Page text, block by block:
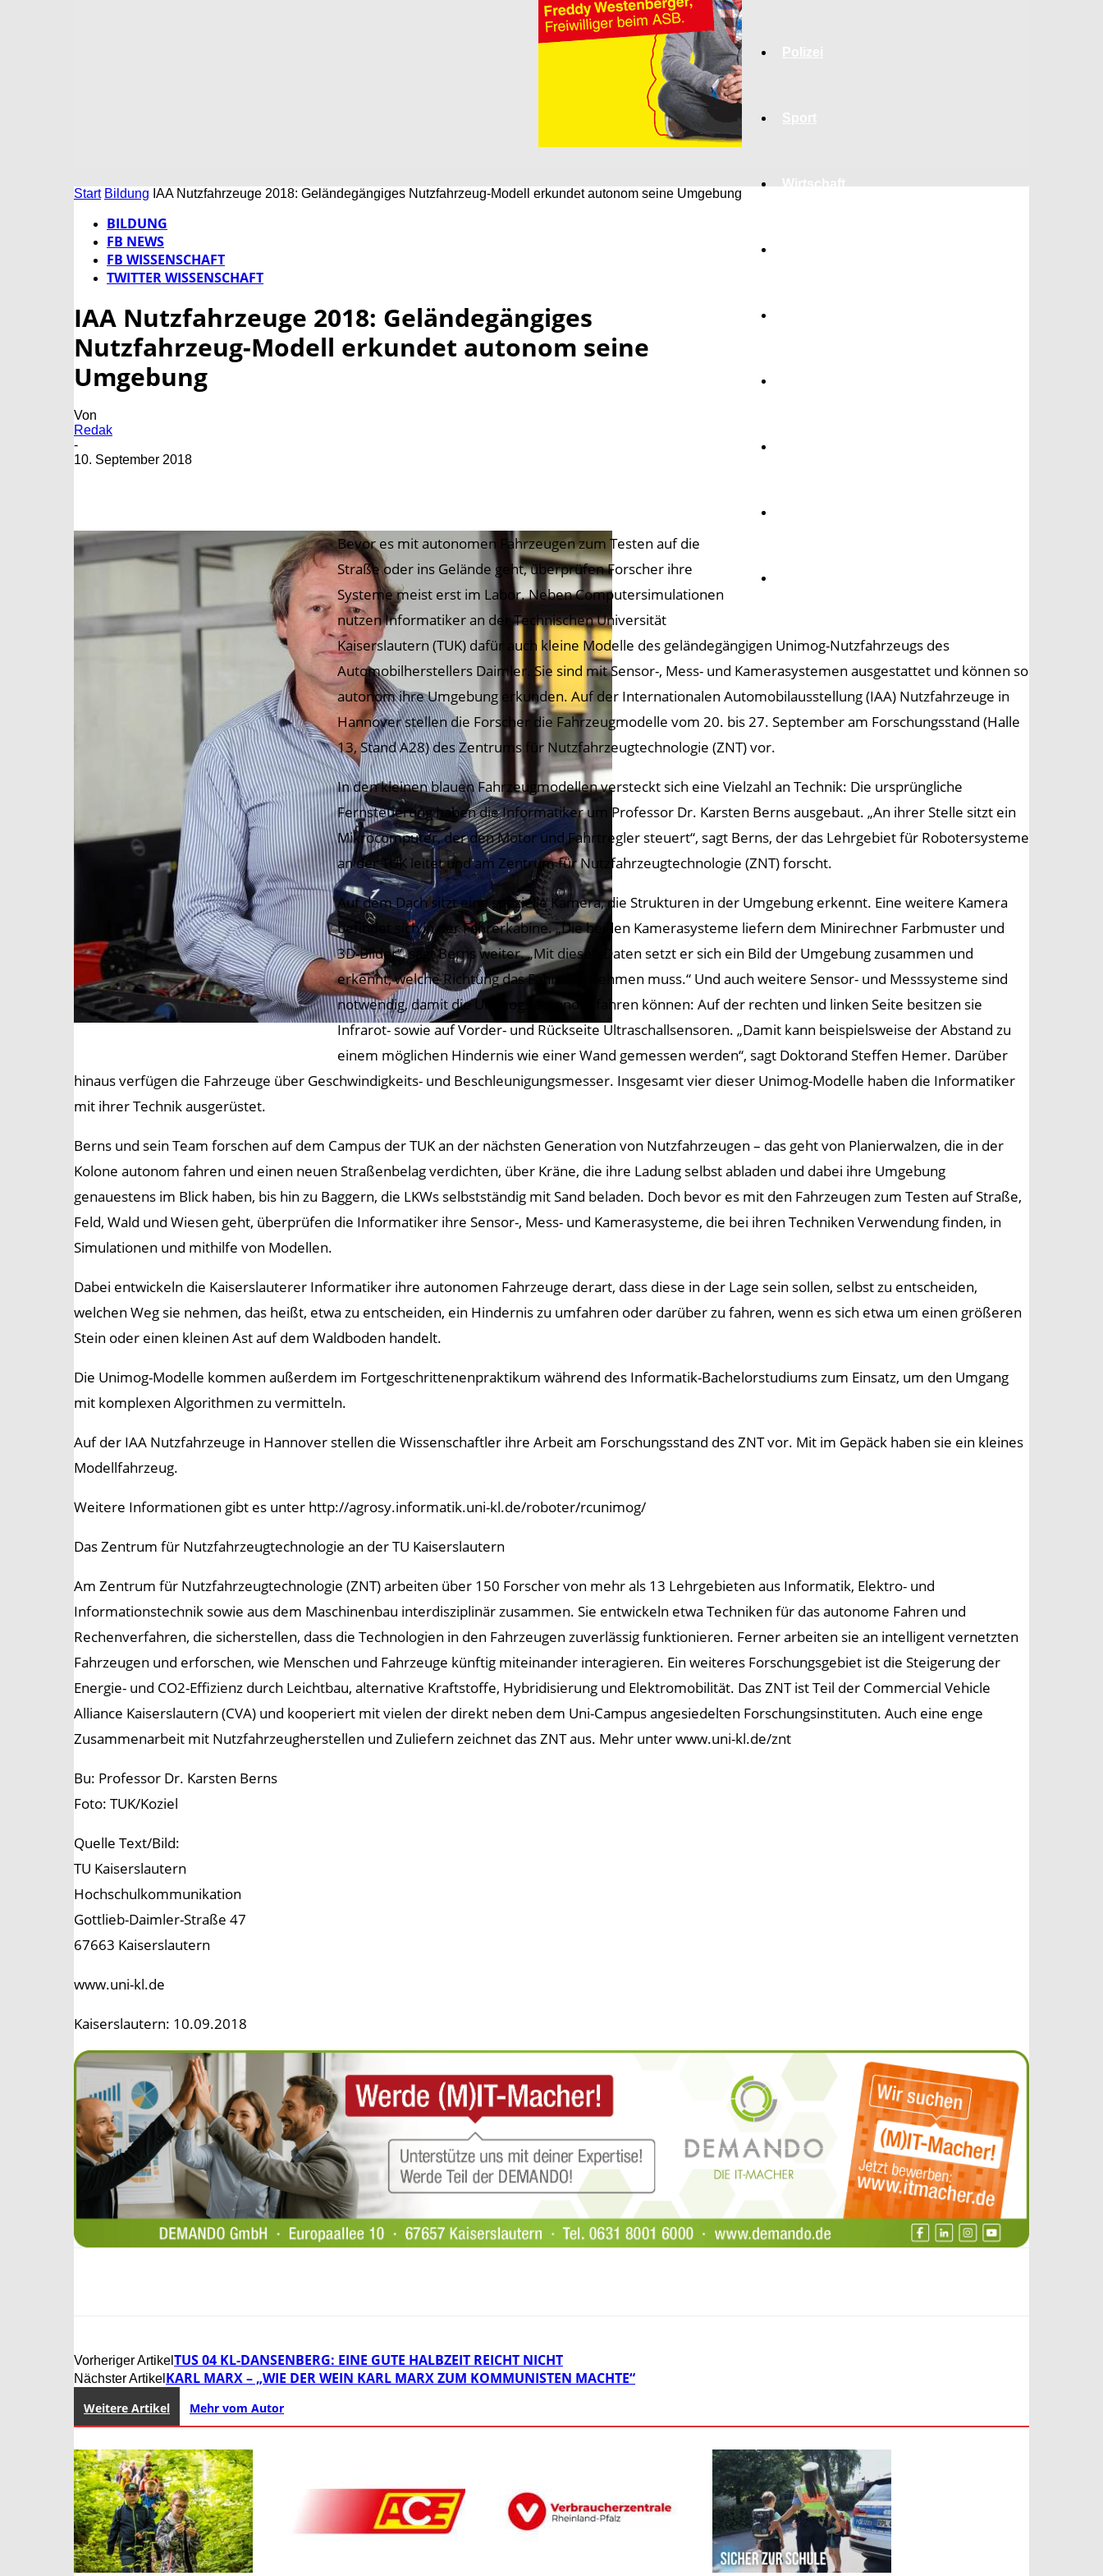
Wirtschaft
Start Bildung IAA Nutzfahrzeuge 2018: Geländegängiges Nutzfahrzeug-Modell erkundet autonom seine Umgebung
BILDUNG
FB NEWS
FB WISSENSCHAFT
TWITTER WISSENSCHAFT
IAA Nutzfahrzeuge 2018: Geländegängiges
Nutzfahrzeug-Modell erkundet autonom seine
Umgebung
Von
Redak
-
10. September 2018
Bevor es mit autonomen Fahrzeugen zum Testen auf die
Straße oder ins Gelände geht, überprüfen Forscher ihre
Systeme meist erst im Labor. Neben Computersimulationen
nutzen Informatiker an der Technischen Universität
Kaiserslautern (TUK) dafür auch kleine Modelle des geländegängigen Unimog-Nutzfahrzeugs des
Automobilherstellers Daimler. Sie sind mit Sensor-, Mess- und Kamerasystemen ausgestattet und können so
autonom ihre Umgebung erkunden. Auf der Internationalen Automobilausstellung (IAA) Nutzfahrzeuge in
Hannover stellen die Forscher die Fahrzeugmodelle vom 20. bis 27. September am Forschungsstand (Halle
13, Stand A28) des Zentrums für Nutzfahrzeugtechnologie (ZNT) vor.
In den kleinen blauen Fahrzeugmodellen versteckt sich eine Vielzahl an Technik: Die ursprüngliche
Fernsteuerung haben die Informatiker um Professor Dr. Karsten Berns ausgebaut. „An ihrer Stelle sitzt ein
Mikrocomputer, der den Motor und Fahrtregler steuert“, sagt Berns, der das Lehrgebiet für Robotersysteme
an der TUK leitet und am Zentrum für Nutzfahrzeugtechnologie (ZNT) forscht.
Auf dem Dach sitzt eine spezielle Kamera, die Strukturen in der Umgebung erkennt. Eine weitere Kamera
befindet sich in der Fahrerkabine. „Die beiden Kamerasysteme liefern dem Minirechner Farbmuster und
3D-Bilder“, sagt Berns weiter. „Mit diesen Daten setzt er sich ein Bild der Umgebung zusammen und
erkennt, welche Richtung das Fahrzeug nehmen muss.“ Und auch weitere Sensor- und Messsysteme sind
notwendig, damit die Unimogs autonom fahren können: Auf der rechten und linken Seite besitzen sie
Infrarot- sowie auf Vorder- und Rückseite Ultraschallsensoren. „Damit kann beispielsweise der Abstand zu
einem möglichen Hindernis wie einer Wand gemessen werden“, sagt Doktorand Steffen Hemer. Darüber
hinaus verfügen die Fahrzeuge über Geschwindigkeits- und Beschleunigungsmesser. Insgesamt vier dieser Unimog-Modelle haben die Informatiker
mit ihrer Technik ausgerüstet.
Berns und sein Team forschen auf dem Campus der TUK an der nächsten Generation von Nutzfahrzeugen – das geht von Planierwalzen, die in der
Kolone autonom fahren und einen neuen Straßenbelag verdichten, über Kräne, die ihre Ladung selbst abladen und dabei ihre Umgebung
genauestens im Blick haben, bis hin zu Baggern, die LKWs selbstständig mit Sand beladen. Doch bevor es mit den Fahrzeugen zum Testen auf Straße,
Feld, Wald und Wiesen geht, überprüfen die Informatiker ihre Sensor-, Mess- und Kamerasysteme, die bei ihren Techniken Verwendung finden, in
Simulationen und mithilfe von Modellen.
Dabei entwickeln die Kaiserslauterer Informatiker ihre autonomen Fahrzeuge derart, dass diese in der Lage sein sollen, selbst zu entscheiden,
welchen Weg sie nehmen, das heißt, etwa zu entscheiden, ein Hindernis zu umfahren oder darüber zu fahren, wenn es sich etwa um einen größeren
Stein oder einen kleinen Ast auf dem Waldboden handelt.
Die Unimog-Modelle kommen außerdem im Fortgeschrittenenpraktikum während des Informatik-Bachelorstudiums zum Einsatz, um den Umgang
mit komplexen Algorithmen zu vermitteln.
Auf der IAA Nutzfahrzeuge in Hannover stellen die Wissenschaftler ihre Arbeit am Forschungsstand des ZNT vor. Mit im Gepäck haben sie ein kleines
Modellfahrzeug.
Weitere Informationen gibt es unter http://agrosy.informatik.uni-kl.de/roboter/rcunimog/
Das Zentrum für Nutzfahrzeugtechnologie an der TU Kaiserslautern
Am Zentrum für Nutzfahrzeugtechnologie (ZNT) arbeiten über 150 Forscher von mehr als 13 Lehrgebieten aus Informatik, Elektro- und
Informationstechnik sowie aus dem Maschinenbau interdisziplinär zusammen. Sie entwickeln etwa Techniken für das autonome Fahren und
Rechenverfahren, die sicherstellen, dass die Technologien in den Fahrzeugen zuverlässig funktionieren. Ferner arbeiten sie an intelligent vernetzten
Fahrzeugen und erforschen, wie Menschen und Fahrzeuge künftig miteinander interagieren. Ein weiteres Forschungsgebiet ist die Steigerung der
Energie- und CO2-Effizienz durch Leichtbau, alternative Kraftstoffe, Hybridisierung und Elektromobilität. Das ZNT ist Teil der Commercial Vehicle
Alliance Kaiserslautern (CVA) und kooperiert mit vielen der direkt neben dem Uni-Campus angesiedelten Forschungsinstituten. Auch eine enge
Zusammenarbeit mit Nutzfahrzeugherstellen und Zuliefern zeichnet das ZNT aus. Mehr unter www.uni-kl.de/znt
Bu: Professor Dr. Karsten Berns
Foto: TUK/Koziel
Quelle Text/Bild:
TU Kaiserslautern
Hochschulkommunikation
Gottlieb-Daimler-Straße 47
67663 Kaiserslautern
www.uni-kl.de
Kaiserslautern: 10.09.2018
Vorheriger Artikel TUS 04 KL-DANSENBERG: EINE GUTE HALBZEIT REICHT NICHT
Nächster Artikel KARL MARX – „WIE DER WEIN KARL MARX ZUM KOMMUNISTEN MACHTE“
Weitere Artikel Mehr vom Autor